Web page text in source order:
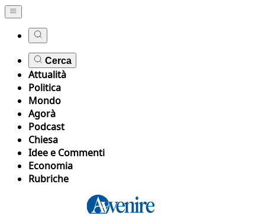
Cerca
Attualità
Politica
Mondo
Agorà
Podcast
Chiesa
Idee e Commenti
Economia
Rubriche